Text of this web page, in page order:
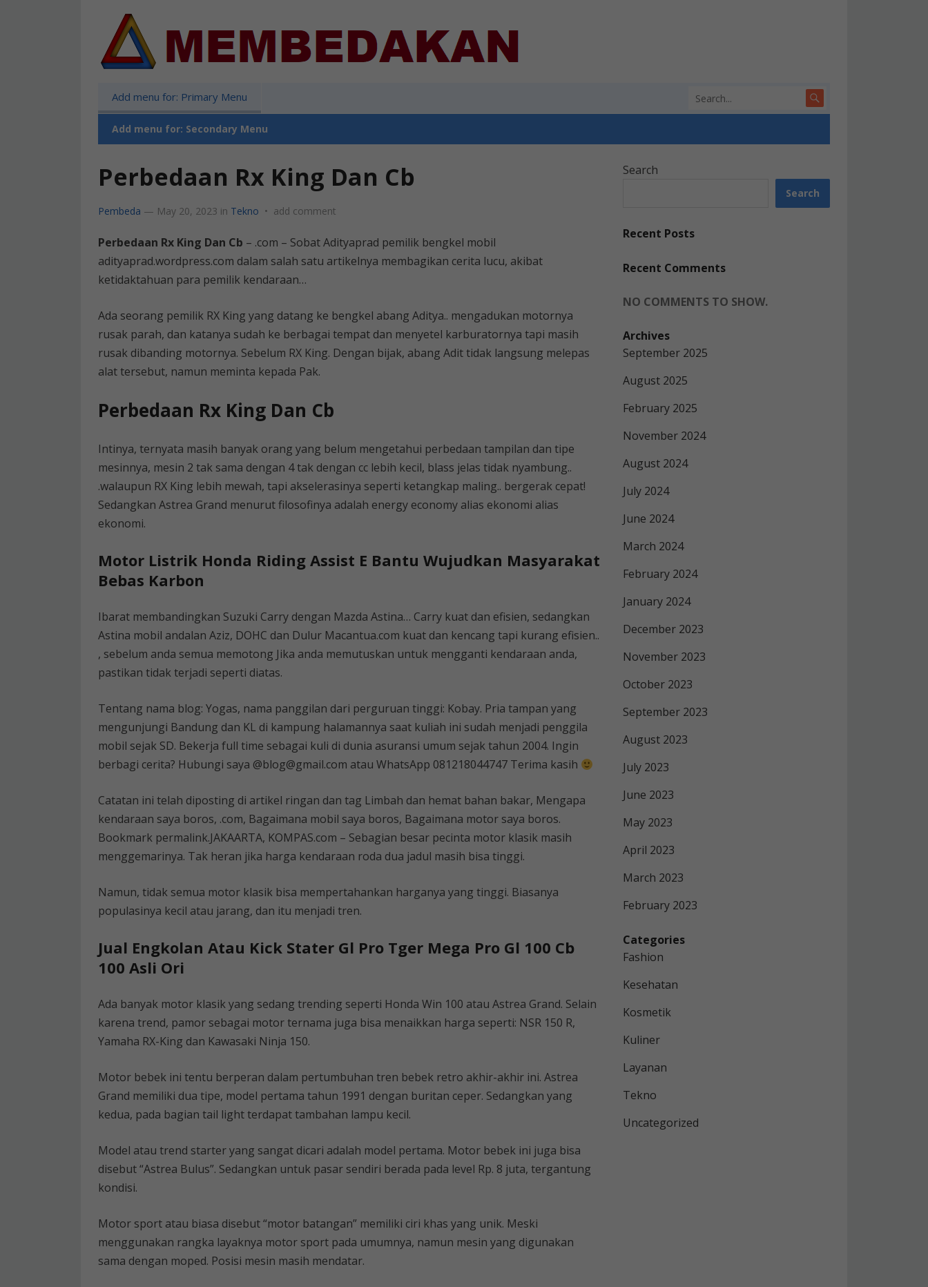
Add menu for: Primary Menu
Add menu for: Secondary Menu
Perbedaan Rx King Dan Cb
Pembeda — May 20, 2023 in Tekno • add comment
Perbedaan Rx King Dan Cb – .com – Sobat Adityaprad pemilik bengkel mobil
adityaprad.wordpress.com dalam salah satu artikelnya membagikan cerita lucu, akibat
ketidaktahuan para pemilik kendaraan…
Ada seorang pemilik RX King yang datang ke bengkel abang Aditya.. mengadukan motornya
rusak parah, dan katanya sudah ke berbagai tempat dan menyetel karburatornya tapi masih
rusak dibanding motornya. Sebelum RX King. Dengan bijak, abang Adit tidak langsung melepas
alat tersebut, namun meminta kepada Pak.
Perbedaan Rx King Dan Cb
Intinya, ternyata masih banyak orang yang belum mengetahui perbedaan tampilan dan tipe
mesinnya, mesin 2 tak sama dengan 4 tak dengan cc lebih kecil, blass jelas tidak nyambung..
.walaupun RX King lebih mewah, tapi akselerasinya seperti ketangkap maling.. bergerak cepat!
Sedangkan Astrea Grand menurut filosofinya adalah energy economy alias ekonomi alias
ekonomi.
Motor Listrik Honda Riding Assist E Bantu Wujudkan Masyarakat
Bebas Karbon
Ibarat membandingkan Suzuki Carry dengan Mazda Astina… Carry kuat dan efisien, sedangkan
Astina mobil andalan Aziz, DOHC dan Dulur Macantua.com kuat dan kencang tapi kurang efisien..
, sebelum anda semua memotong Jika anda memutuskan untuk mengganti kendaraan anda,
pastikan tidak terjadi seperti diatas.
Tentang nama blog: Yogas, nama panggilan dari perguruan tinggi: Kobay. Pria tampan yang
mengunjungi Bandung dan KL di kampung halamannya saat kuliah ini sudah menjadi penggila
mobil sejak SD. Bekerja full time sebagai kuli di dunia asuransi umum sejak tahun 2004. Ingin
berbagi cerita? Hubungi saya @blog@gmail.com atau WhatsApp 081218044747 Terima kasih
Catatan ini telah diposting di artikel ringan dan tag Limbah dan hemat bahan bakar, Mengapa
kendaraan saya boros, .com, Bagaimana mobil saya boros, Bagaimana motor saya boros.
Bookmark permalink.JAKAARTA, KOMPAS.com – Sebagian besar pecinta motor klasik masih
menggemarinya. Tak heran jika harga kendaraan roda dua jadul masih bisa tinggi.
Namun, tidak semua motor klasik bisa mempertahankan harganya yang tinggi. Biasanya
populasinya kecil atau jarang, dan itu menjadi tren.
Jual Engkolan Atau Kick Stater Gl Pro Tger Mega Pro Gl 100 Cb
100 Asli Ori
Ada banyak motor klasik yang sedang trending seperti Honda Win 100 atau Astrea Grand. Selain
karena trend, pamor sebagai motor ternama juga bisa menaikkan harga seperti: NSR 150 R,
Yamaha RX-King dan Kawasaki Ninja 150.
Motor bebek ini tentu berperan dalam pertumbuhan tren bebek retro akhir-akhir ini. Astrea
Grand memiliki dua tipe, model pertama tahun 1991 dengan buritan ceper. Sedangkan yang
kedua, pada bagian tail light terdapat tambahan lampu kecil.
Model atau trend starter yang sangat dicari adalah model pertama. Motor bebek ini juga bisa
disebut “Astrea Bulus”. Sedangkan untuk pasar sendiri berada pada level Rp. 8 juta, tergantung
kondisi.
Motor sport atau biasa disebut “motor batangan” memiliki ciri khas yang unik. Meski
menggunakan rangka layaknya motor sport pada umumnya, namun mesin yang digunakan
sama dengan moped. Posisi mesin masih mendatar.
Search
Search
Recent Posts
Recent Comments
NO COMMENTS TO SHOW.
Archives
September 2025
August 2025
February 2025
November 2024
August 2024
July 2024
June 2024
March 2024
February 2024
January 2024
December 2023
November 2023
October 2023
September 2023
August 2023
July 2023
June 2023
May 2023
April 2023
March 2023
February 2023
Categories
Fashion
Kesehatan
Kosmetik
Kuliner
Layanan
Tekno
Uncategorized